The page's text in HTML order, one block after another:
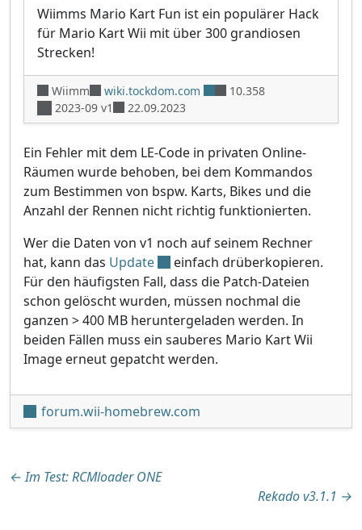
Wiimms Mario Kart Fun ist ein populärer Hack
für Mario Kart Wii mit über 300 grandiosen
Strecken!
Wiimm wiki.tockdom.com
10.358
2023-09 v1
22.09.2023
Ein Fehler mit dem LE-Code in privaten Online-
Räumen wurde behoben, bei dem Kommandos
zum Bestimmen von bspw. Karts, Bikes und die
Anzahl der Rennen nicht richtig funktionierten.
Wer die Daten von v1 noch auf seinem Rechner
hat, kann das Update
einfach drüberkopieren.
Für den häufigsten Fall, dass die Patch-Dateien
schon gelöscht wurden, müssen nochmal die
ganzen > 400 MB heruntergeladen werden. In
beiden Fällen muss ein sauberes Mario Kart Wii
Image erneut gepatcht werden.
forum.wii-homebrew.com
Beitragsnavigation
← Im Test: RCMloader ONE
Rekado v3.1.1 →